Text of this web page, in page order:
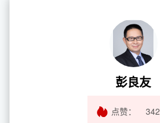
彭良友
点赞： 342